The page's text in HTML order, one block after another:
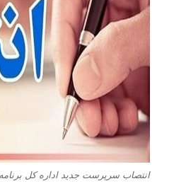
انتصاب سرپرست جدید اداره کل